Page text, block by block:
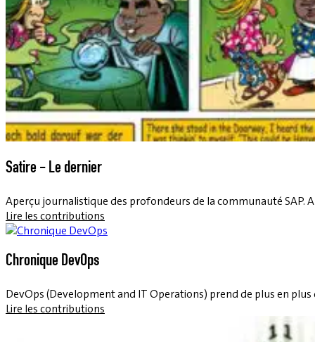
Satire - Le dernier
Aperçu journalistique des profondeurs de la communauté SAP.
Lire les contributions
Chronique DevOps
DevOps (Development and IT Operations) prend de plus en
Lire les contributions